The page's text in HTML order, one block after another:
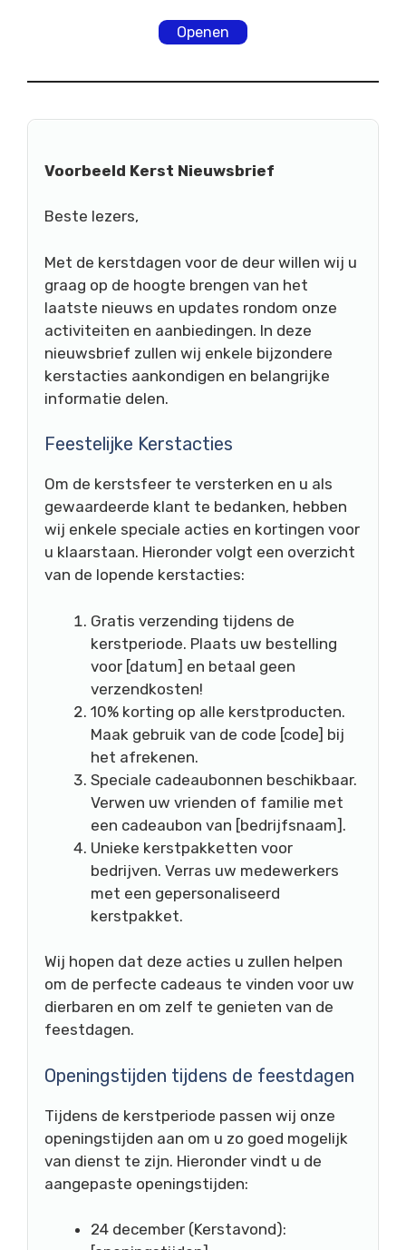
Openen
Voorbeeld Kerst Nieuwsbrief
Beste lezers,
Met de kerstdagen voor de deur willen wij u
graag op de hoogte brengen van het
laatste nieuws en updates rondom onze
activiteiten en aanbiedingen. In deze
nieuwsbrief zullen wij enkele bijzondere
kerstacties aankondigen en belangrijke
informatie delen.
Feestelijke Kerstacties
Om de kerstsfeer te versterken en u als
gewaardeerde klant te bedanken, hebben
wij enkele speciale acties en kortingen voor
u klaarstaan. Hieronder volgt een overzicht
van de lopende kerstacties:
Gratis verzending tijdens de
kerstperiode. Plaats uw bestelling
voor [datum] en betaal geen
verzendkosten!
10% korting op alle kerstproducten.
Maak gebruik van de code [code] bij
het afrekenen.
Speciale cadeaubonnen beschikbaar.
Verwen uw vrienden of familie met
een cadeaubon van [bedrijfsnaam].
Unieke kerstpakketten voor
bedrijven. Verras uw medewerkers
met een gepersonaliseerd
kerstpakket.
Wij hopen dat deze acties u zullen helpen
om de perfecte cadeaus te vinden voor uw
dierbaren en om zelf te genieten van de
feestdagen.
Openingstijden tijdens de feestdagen
Tijdens de kerstperiode passen wij onze
openingstijden aan om u zo goed mogelijk
van dienst te zijn. Hieronder vindt u de
aangepaste openingstijden:
24 december (Kerstavond):